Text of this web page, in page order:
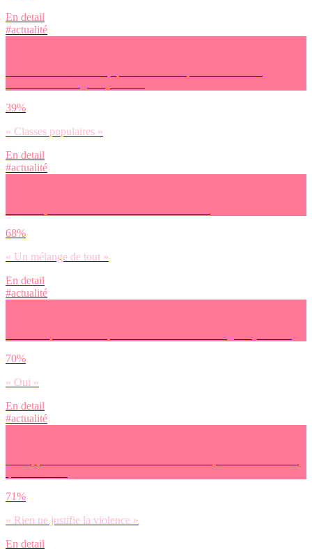
En detail
#actualité
39%
« Classes populaires »
En detail
#actualité
68%
« Un mélange de tout »
En detail
#actualité
70%
« Oui »
En detail
#actualité
71%
« Rien ne justifie la violence »
En detail